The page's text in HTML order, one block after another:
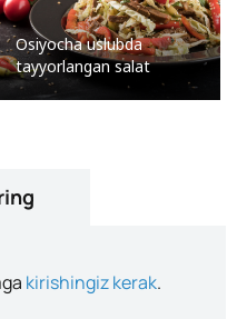
Osiyocha uslubda
tayyorlangan salat
kirishingiz kerak.